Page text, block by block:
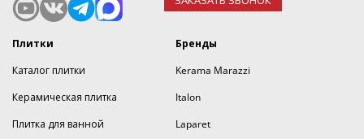
Плитки
Каталог плитки
Керамическая плитка
Плитка для ванной
Бренды
Kerama Marazzi
Italon
Laparet